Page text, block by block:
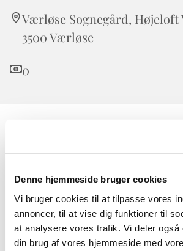
Denne hjemmeside bruger cookies
Vi bruger cookies til at tilpasse vores
annoncer, til at vise dig funktioner til
at analysere vores trafik. Vi deler også
din brug af vores hjemmeside med
Værløse Sognegård, Højeloft
3500 Værløse
0
Børnekirken er for alle børn.
onkler og tanter er også meget
I Børnekirken taler vi om Bibelens
og drikke.
Vi er med til første del af frimessen
samlet flok, inden prædikenen starter.